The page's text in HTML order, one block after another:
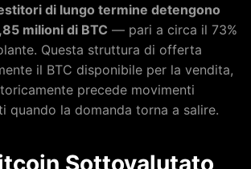
di lungo termine detengono
milioni di BTC — pari a circa il 73%
Questa struttura di offerta
il BTC disponibile per la vendita,
precede movimenti
quando la domanda torna a salire.
Sottovalutato